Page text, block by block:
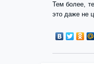
Тем более,
это даже не